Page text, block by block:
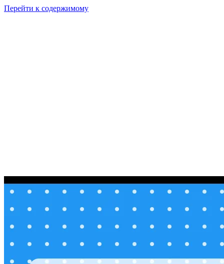
Перейти к содержимому